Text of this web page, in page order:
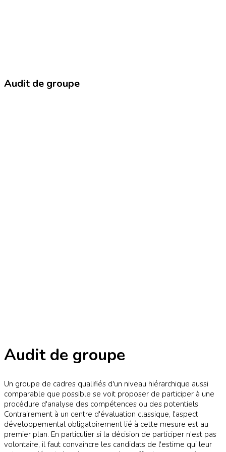
Audit de groupe
Audit de groupe
Un groupe de cadres qualifiés d'un niveau hiérarchique aussi
comparable que possible se voit proposer de participer à une
procédure d'analyse des compétences ou des potentiels.
Contrairement à un centre d'évaluation classique, l'aspect
développemental obligatoirement lié à cette mesure est au
premier plan. En particulier si la décision de participer n'est pas
volontaire, il faut convaincre les candidats de l'estime qui leur